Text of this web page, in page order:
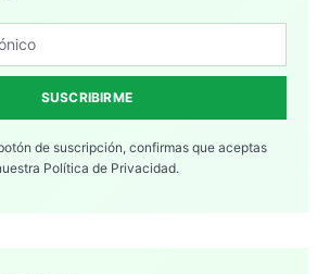
SUSCRIBIRME
de suscripción, confirmas que aceptas
Política de Privacidad.